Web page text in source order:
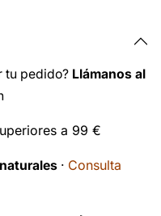
tu pedido? Llámanos al
a 99 €
· Consulta